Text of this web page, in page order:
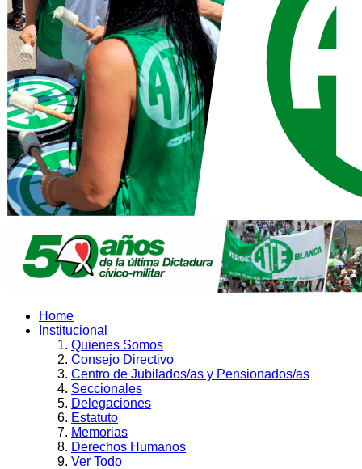
Home
Institucional
Quienes Somos
Consejo Directivo
Centro de Jubilados/as y Pensionados/as
Seccionales
Delegaciones
Estatuto
Memorias
Derechos Humanos
Ver Todo